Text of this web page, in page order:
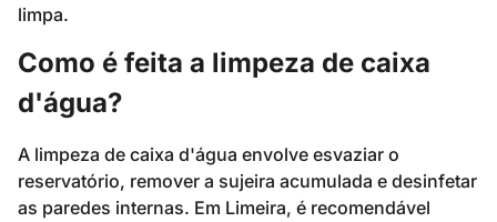
limpa.
Como é feita a limpeza de caixa
d'água?
A limpeza de caixa d'água envolve esvaziar o
reservatório, remover a sujeira acumulada e desinfetar
as paredes internas. Em Limeira, é recomendável